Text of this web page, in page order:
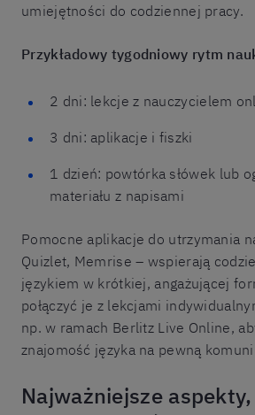
umiejętności do codziennej pracy.
Przykładowy tygodniowy rytm
2 dni: lekcje z nauczycielem
3 dni: aplikacje i fiszki
1 dzień: powtórka słówek lub
materiału z napisami
Pomocne aplikacje do utrzymania
Quizlet, Memrise – wspierają
językiem w krótkiej, angażującej
połączyć je z lekcjami
np. w ramach Berlitz Live Online,
znajomość języka na pewną
Najważniejsze